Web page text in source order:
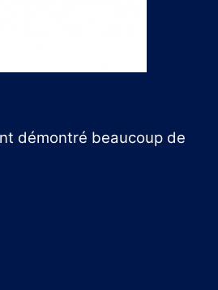
démontré beaucoup de